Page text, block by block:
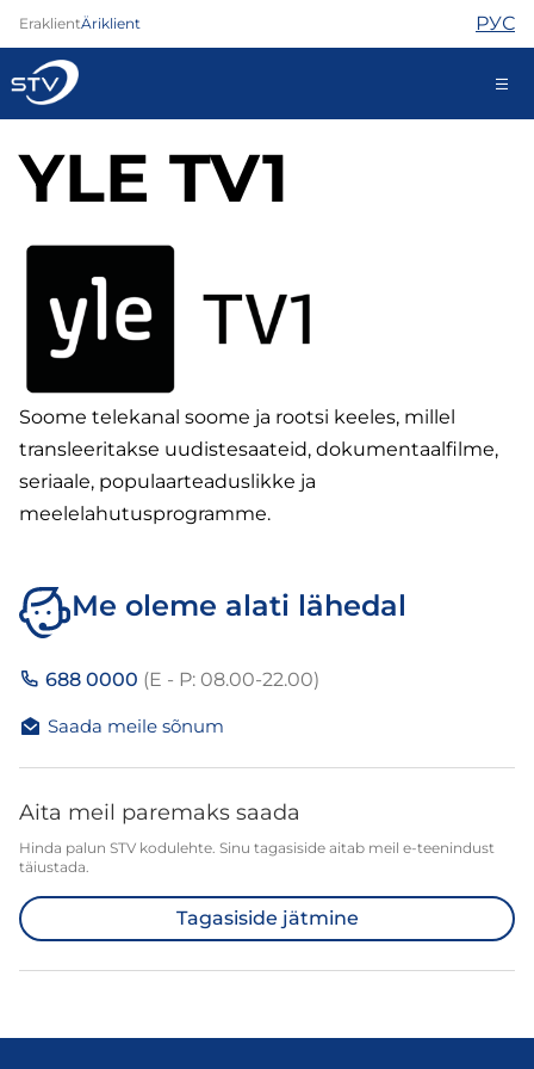
EraklientÄriklient РУС
688 0000
Iseteenindus
Internet
Telefon
Turvateenused
Abi
Pood
Kontaktid
Uudised
YLE TV1
Soome telekanal soome ja rootsi keeles, millel
transleeritakse uudistesaateid, dokumentaalfilme,
seriaale, populaarteaduslikke ja
meelelahutusprogramme.
Me oleme alati lähedal
688 0000 (E - P: 08.00-22.00)
Saada meile sõnum
Aita meil paremaks saada
Hinda palun STV kodulehte. Sinu tagasiside aitab meil e-teenindust
täiustada.
Tagasiside jätmine